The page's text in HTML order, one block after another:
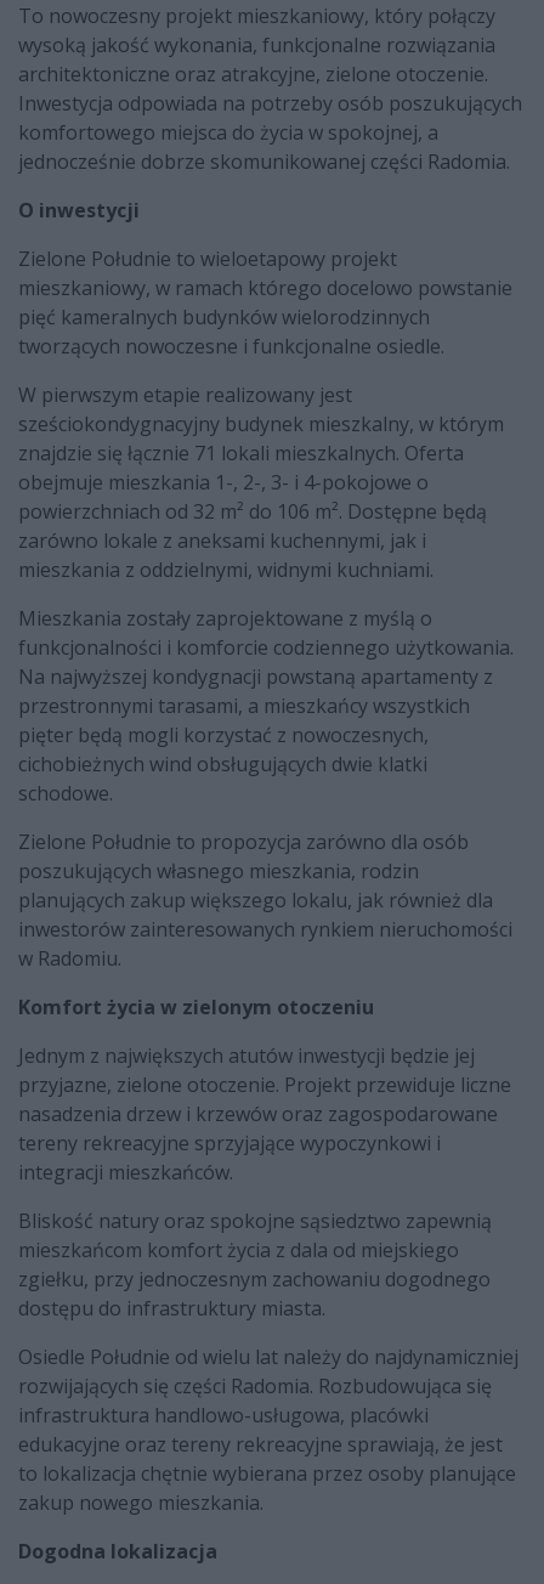
To nowoczesny projekt mieszkaniowy, który połączy
wysoką jakość wykonania, funkcjonalne rozwiązania
architektoniczne oraz atrakcyjne, zielone otoczenie.
Inwestycja odpowiada na potrzeby osób poszukujących
komfortowego miejsca do życia w spokojnej, a
jednocześnie dobrze skomunikowanej części Radomia.
O inwestycji
Zielone Południe to wieloetapowy projekt
mieszkaniowy, w ramach którego docelowo powstanie
pięć kameralnych budynków wielorodzinnych
tworzących nowoczesne i funkcjonalne osiedle.
W pierwszym etapie realizowany jest
sześciokondygnacyjny budynek mieszkalny, w którym
znajdzie się łącznie 71 lokali mieszkalnych. Oferta
obejmuje mieszkania 1-, 2-, 3- i 4-pokojowe o
powierzchniach od 32 m² do 106 m². Dostępne będą
zarówno lokale z aneksami kuchennymi, jak i
mieszkania z oddzielnymi, widnymi kuchniami.
Mieszkania zostały zaprojektowane z myślą o
funkcjonalności i komforcie codziennego użytkowania.
Na najwyższej kondygnacji powstaną apartamenty z
przestronnymi tarasami, a mieszkańcy wszystkich
pięter będą mogli korzystać z nowoczesnych,
cichobieżnych wind obsługujących dwie klatki
schodowe.
Zielone Południe to propozycja zarówno dla osób
poszukujących własnego mieszkania, rodzin
planujących zakup większego lokalu, jak również dla
inwestorów zainteresowanych rynkiem nieruchomości
w Radomiu.
Komfort życia w zielonym otoczeniu
Jednym z największych atutów inwestycji będzie jej
przyjazne, zielone otoczenie. Projekt przewiduje liczne
nasadzenia drzew i krzewów oraz zagospodarowane
tereny rekreacyjne sprzyjające wypoczynkowi i
integracji mieszkańców.
Bliskość natury oraz spokojne sąsiedztwo zapewnią
mieszkańcom komfort życia z dala od miejskiego
zgiełku, przy jednoczesnym zachowaniu dogodnego
dostępu do infrastruktury miasta.
Osiedle Południe od wielu lat należy do najdynamiczniej
rozwijających się części Radomia. Rozbudowująca się
infrastruktura handlowo-usługowa, placówki
edukacyjne oraz tereny rekreacyjne sprawiają, że jest
to lokalizacja chętnie wybierana przez osoby planujące
zakup nowego mieszkania.
Dogodna lokalizacja